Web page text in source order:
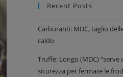
Recent Posts
Carburanti: MDC, taglio
caldo
Truffe: Longo (MDC)
sicurezza per fermare le